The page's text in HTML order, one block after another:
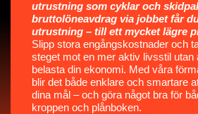
utrustning som cyklar och
bruttolöneavdrag via jobbet får
utrustning – till ett mycket lägre
Slipp stora engångskostnader och
steget mot en mer aktiv livsstil utan
belasta din ekonomi. Med våra
blir det både enklare och smartare
dina mål – och göra något bra för
kroppen och plånboken.